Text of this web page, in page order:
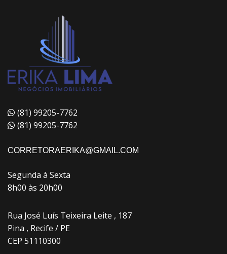
(81) 99205-7762
(81) 99205-7762
CORRETORAERIKA@GMAIL.COM
Segunda à Sexta
8h00 às 20h00
Rua José Luís Teixeira Leite , 187
Pina , Recife / PE
CEP 51110300